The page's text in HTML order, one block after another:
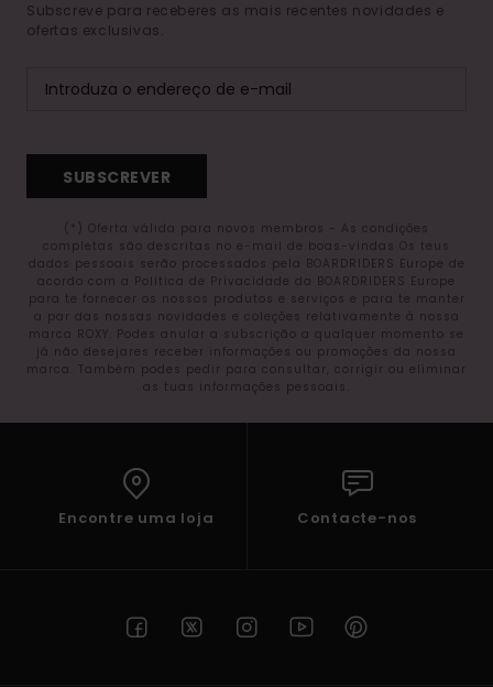
Subscreve para receberes as mais recentes novidades e
ofertas exclusivas.
SUBSCREVER
(*) Oferta válida para novos membros - As condições
completas são descritas no e-mail de boas-vindas Os teus
dados pessoais serão processados pela BOARDRIDERS Europe de
acordo com a Política de Privacidade da BOARDRIDERS Europe
para te fornecer os nossos produtos e serviços e para te manter
a par das nossas novidades e coleções relativamente à nossa
marca ROXY. Podes anular a subscrição a qualquer momento se
já não desejares receber informações ou promoções da nossa
marca. Também podes pedir para consultar, corrigir ou eliminar
as tuas informações pessoais.
Encontre uma loja Contacte-nos